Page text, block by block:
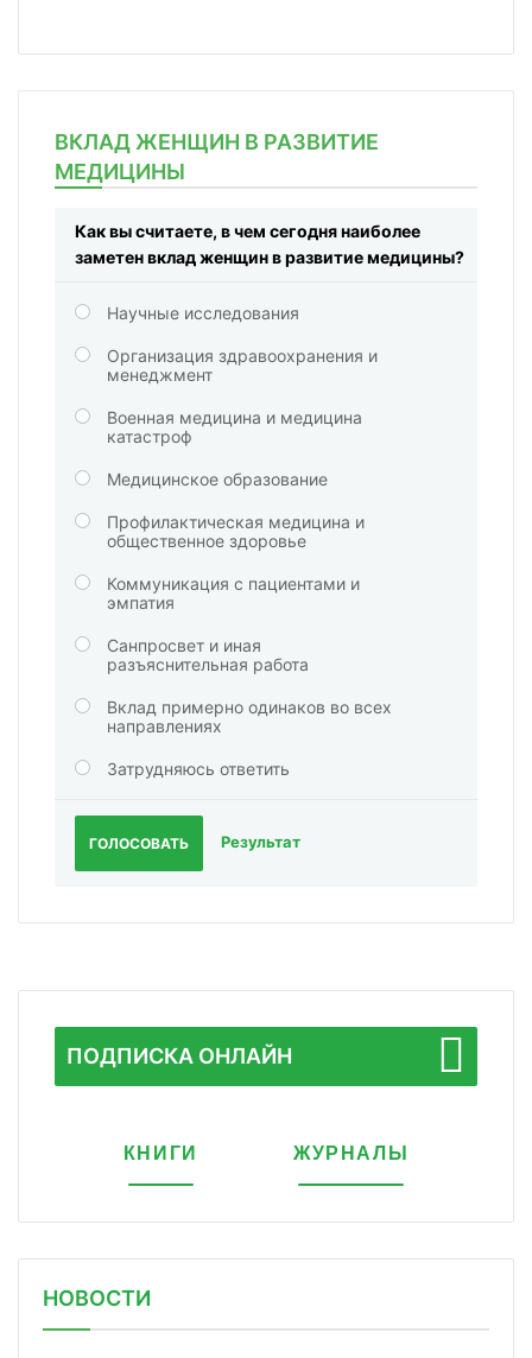
ВКЛАД ЖЕНЩИН В РАЗВИТИЕ
МЕДИЦИНЫ
Как вы считаете, в чем сегодня наиболее
заметен вклад женщин в развитие медицины?
Научные исследования
Организация здравоохранения и
менеджмент
Военная медицина и медицина
катастроф
Медицинское образование
Профилактическая медицина и
общественное здоровье
Коммуникация с пациентами и
эмпатия
Санпросвет и иная
разъяснительная работа
Вклад примерно одинаков во всех
направлениях
Затрудняюсь ответить
ГОЛОСОВАТЬ Результат
ПОДПИСКА ОНЛАЙН
КНИГИ ЖУРНАЛЫ
НОВОСТИ